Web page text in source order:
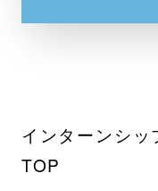
インターンシッ
TOP